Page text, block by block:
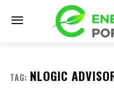
TAG: NLOGIC